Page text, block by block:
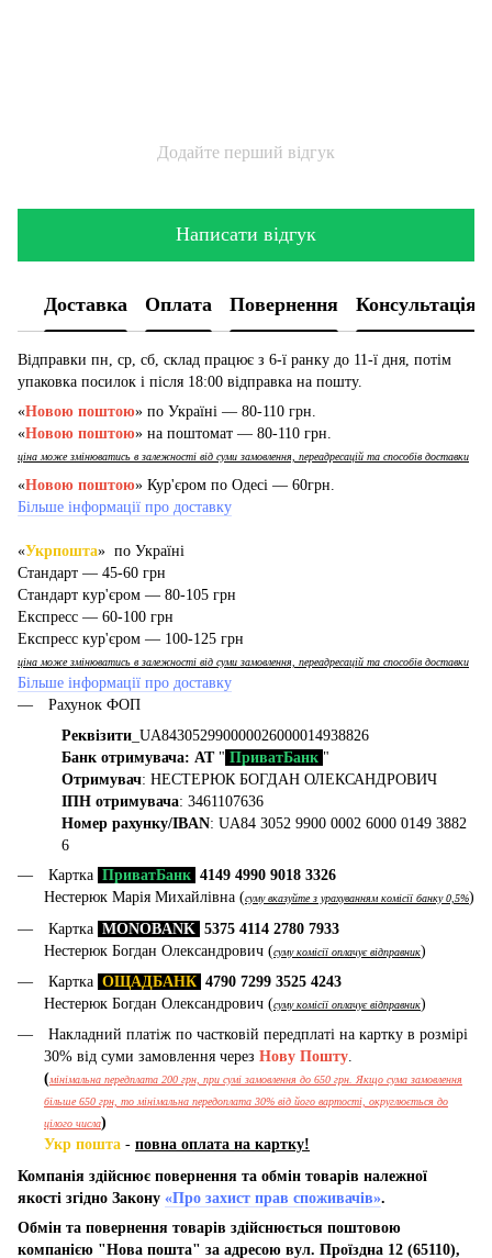
Додайте перший відгук
Написати відгук
Доставка Оплата Повернення Консультація
Відправки пн, ср, сб, склад працює з 6-ї ранку до 11-ї дня, потім
упаковка посилок і після 18:00 відправка на пошту.
«Новою поштою» по Україні — 80-110 грн.
«Новою поштою» на поштомат — 80-110 грн.
ціна може змінюватись в залежності від суми замовлення, переадресацій та способів доставки
«Новою поштою» Кур'єром по Одесі — 60грн.
Більше інформації про доставку
«Укрпошта» по Україні
Стандарт — 45-60 грн
Стандарт кур'єром — 80-105 грн
Експресс — 60-100 грн
Експресс кур'єром — 100-125 грн
ціна може змінюватись в залежності від суми замовлення, переадресацій та способів доставки
Більше інформації про доставку
Рахунок ФОП
Реквізити _UA843052990000026000014938826
Банк отримувача: АТ" ПриватБанк "
Отримувач: НЕСТЕРЮК БОГДАН ОЛЕКСАНДРОВИЧ
ІПН отримувача: 3461107636
Номер рахунку/IBAN: UA84 3052 9900 0002 6000 0149 3882
6
Картка ПриватБанк 4149 4990 9018 3326
Нестерюк Марія Михайлівна (суму вказуйте з урахуванням комісії банку 0,5%)
Картка MONOBANK 5375 4114 2780 7933
Нестерюк Богдан Олександрович (суму комісії оплачує відправник)
Картка ОЩАДБАНК 4790 7299 3525 4243
Нестерюк Богдан Олександрович (суму комісії оплачує відправник)
Накладний платіж по частковій передплаті на картку в розмірі
30% від суми замовлення через Нову Пошту.
(мінімальна передплата 200 грн, при сумі замовлення до 650 грн. Якщо сума замовлення
більше 650 грн, то мінімальна передоплата 30% від його вартості, округлюється до
цілого числа)
Укр пошта - повна оплата на картку!
Компанія здійснює повернення та обмін товарів належної
якості згідно Закону «Про захист прав споживачів».
Обмін та повернення товарів здійснюється поштовою
компанією "Нова пошта" за адресою вул. Проїздна 12 (65110),